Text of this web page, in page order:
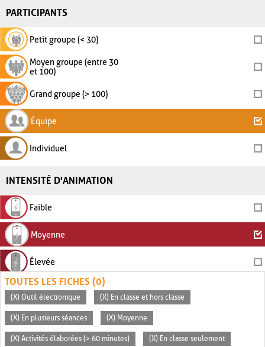
PARTICIPANTS
Petit groupe (< 30)
Moyen groupe (entre 30
et 100)
Grand groupe (> 100)
Équipe
Individuel
INTENSITÉ D'ANIMATION
Faible
Moyenne
Élevée
TOUTES LES FICHES (0)
(X) Outil électronique (X) En classe et hors classe
(X) En plusieurs séances (X) Moyenne
(X) Activités élaborées (> 60 minutes) (X) En classe seulement